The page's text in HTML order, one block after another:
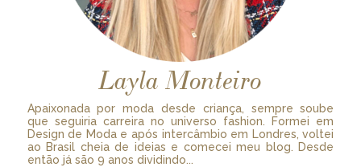
Layla Monteiro
Apaixonada por moda desde criança, sempre soube
que seguiria carreira no universo fashion. Formei em
Design de Moda e após intercâmbio em Londres, voltei
ao Brasil cheia de ideias e comecei meu blog. Desde
então já são 9 anos dividindo...